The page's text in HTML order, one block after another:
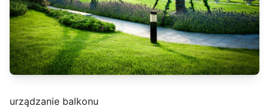
urządzanie balkonu